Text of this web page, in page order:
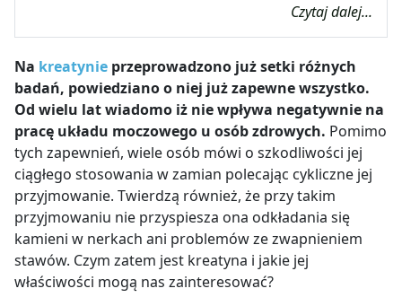
Czytaj dalej...
Na kreatynie przeprowadzono już setki różnych
badań, powiedziano o niej już zapewne wszystko.
Od wielu lat wiadomo iż nie wpływa negatywnie na
pracę układu moczowego u osób zdrowych. Pomimo
tych zapewnień, wiele osób mówi o szkodliwości jej
ciągłego stosowania w zamian polecając cykliczne jej
przyjmowanie. Twierdzą również, że przy takim
przyjmowaniu nie przyspiesza ona odkładania się
kamieni w nerkach ani problemów ze zwapnieniem
stawów. Czym zatem jest kreatyna i jakie jej
właściwości mogą nas zainteresować?